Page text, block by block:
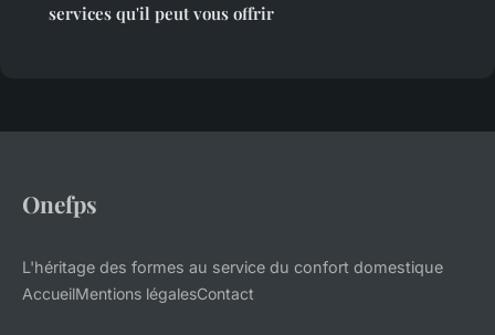
services qu'il peut vous offrir
Onefps
L'héritage des formes au service du confort domestique
AccueilMentions légalesContact